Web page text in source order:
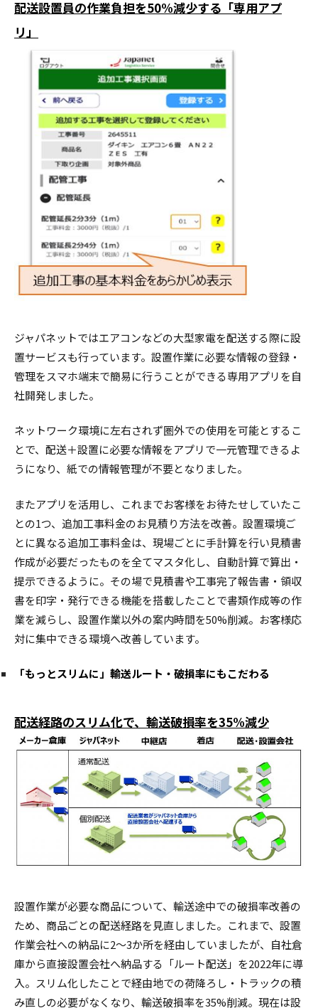
配送設置員の作業負担を50%減少する「専用アプ
リ」
ジャパネットではエアコンなどの大型家電を配送する際に設
置サービスも行っています。設置作業に必要な情報の登録・
管理をスマホ端末で簡易に行うことができる専用アプリを自
社開発しました。
ネットワーク環境に左右されず圏外での使用を可能とするこ
とで、配送＋設置に必要な情報をアプリで一元管理できるよ
うになり、紙での情報管理が不要となりました。
またアプリを活用し、これまでお客様をお待たせしていたこ
との1つ、追加工事料金のお見積り方法を改善。設置環境ご
とに異なる追加工事料金は、現場ごとに手計算を行い見積書
作成が必要だったものを全てマスタ化し、自動計算で算出・
提示できるように。その場で見積書や工事完了報告書・領収
書を印字・発行できる機能を搭載したことで書類作成等の作
業を減らし、設置作業以外の案内時間を50%削減。お客様応
対に集中できる環境へ改善しています。
「もっとスリムに」輸送ルート・破損率にもこだわる
配送経路のスリム化で、輸送破損率を35%減少
設置作業が必要な商品について、輸送途中での破損率改善の
ため、商品ごとの配送経路を見直しました。これまで、設置
作業会社への納品に2～3か所を経由していましたが、自社倉
庫から直接設置会社へ納品する「ルート配送」を2022年に導
入。スリム化したことで経由地での荷降ろし・トラックの積
み直しの必要がなくなり、輸送破損率を35%削減。現在は設